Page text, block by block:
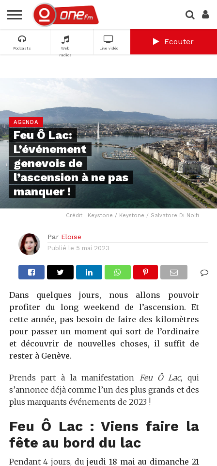
Podcasts
Web
radios
Live vidéo
Ecouter
AGENDA
Feu Ô Lac:
L’événement
genevois de
l’ascension à ne pas
manquer !
Crédit : Keystone / Keystone / Salvatore Di Nolfi
Par Eloïse
Publié le 5 mai 2023
Dans quelques jours, nous allons pouvoir
profiter du long weekend de l’ascension. Et
cette année, pas besoin de faire des kilomètres
pour passer un moment qui sort de l’ordinaire
et découvrir de nouvelles choses, il suffit de
rester à Genève.
Prends part à la manifestation Feu Ô Lac, qui
s’annonce déjà comme l’un des plus grands et des
plus marquants événements de 2023 !
Feu Ô Lac : Viens faire la
fête au bord du lac
Pendant 4 jours, dujeudi 18 mai au dimanche 21